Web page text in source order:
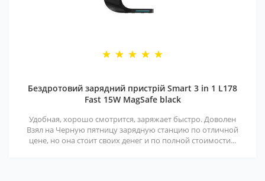
Бездротовий зарядний пристрій Smart 3 in 1 L178
Fast 15W MagSafe black
Удобная, хорошо смотрится, заряжает быстро. Доволен
Взял на Черную пятницу зарядную станцию по отличной
цене, но она стоит своих денег и по полной стоимости...